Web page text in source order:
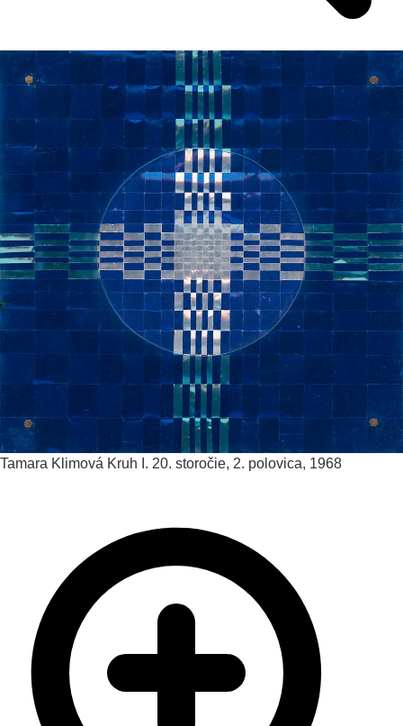
Tamara Klimová Kruh I. 20. storočie, 2. polovica, 1968